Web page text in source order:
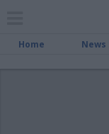
Home News